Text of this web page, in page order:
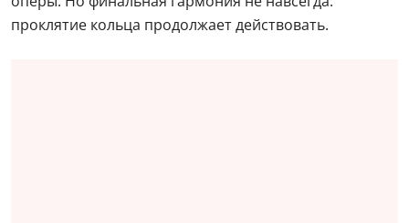
проклятие кольца продолжает действовать.